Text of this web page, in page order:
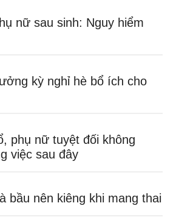
nữ sau sinh: Nguy hiểm
kỳ nghỉ hè bổ ích cho
phụ nữ tuyệt đối không
việc sau đây
bầu nên kiêng khi mang thai